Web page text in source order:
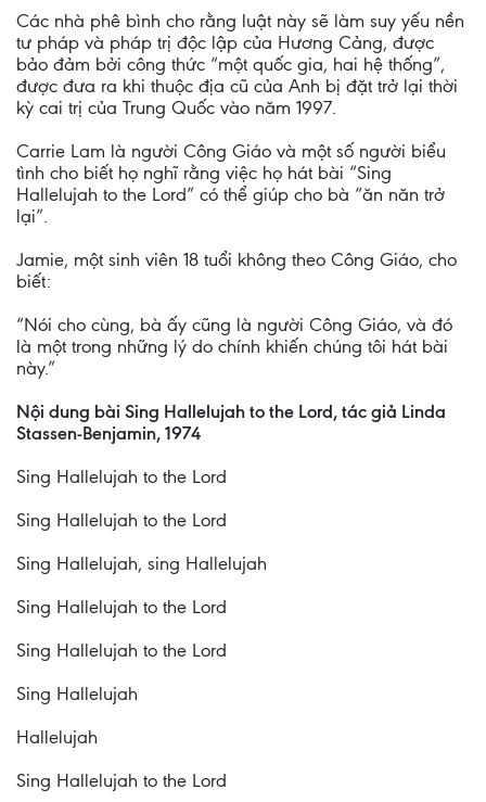
Các nhà phê bình cho rằng luật này sẽ làm suy yếu nền
tư pháp và pháp trị độc lập của Hương Cảng, được
bảo đảm bởi công thức “một quốc gia, hai hệ thống”,
được đưa ra khi thuộc địa cũ của Anh bị đặt trở lại thời
kỳ cai trị của Trung Quốc vào năm 1997.
Carrie Lam là người Công Giáo và một số người biểu
tình cho biết họ nghĩ rằng việc họ hát bài “Sing
Hallelujah to the Lord” có thể giúp cho bà “ăn năn trở
lại”.
Jamie, một sinh viên 18 tuổi không theo Công Giáo, cho
biết:
“Nói cho cùng, bà ấy cũng là người Công Giáo, và đó
là một trong những lý do chính khiến chúng tôi hát bài
này.”
Nội dung bài Sing Hallelujah to the Lord, tác giả Linda
Stassen-Benjamin, 1974
Sing Hallelujah to the Lord
Sing Hallelujah to the Lord
Sing Hallelujah, sing Hallelujah
Sing Hallelujah to the Lord
Sing Hallelujah to the Lord
Sing Hallelujah
Hallelujah
Sing Hallelujah to the Lord